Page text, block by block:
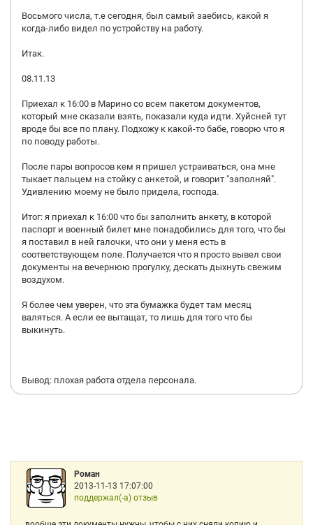
Восьмого числа, т.е сегодня, был самый заебись, какой я
когда-либо видел по устройству на работу.
Итак.
08.11.13
Приехал к 16:00 в Марино со всем пакетом документов,
который мне сказали взять, показали куда идти. Хуйсней тут
вроде бы все по плану. Подхожу к какой-то бабе, говорю что я
по поводу работы.
После пары вопросов кем я пришел устраиваться, она мне
тыкает пальцем на стойку с анкетой, и говорит "заполняй".
Удивлению моему не было придела, господа.
Итог: я приехал к 16:00 что бы заполнить анкету, в которой
паспорт и военный билет мне понадобились для того, что бы
я поставил в ней галочки, что они у меня есть в
соответствующем поле. Получается что я просто вывел свои
документы на вечернюю прогулку, дескать дыхнуть свежим
воздухом.
Я более чем уверен, что эта бумажка будет там месяц
валяться. А если ее вытащат, то лишь для того что бы
выкинуть.
Вывод: плохая работа отдела персонала.
Роман
2013-11-13 17:07:00
поддержал(-а) отзыв